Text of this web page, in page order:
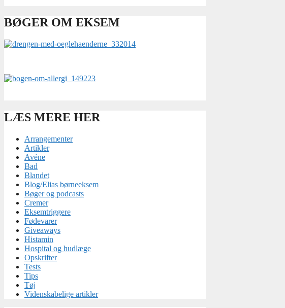
BØGER OM EKSEM
LÆS MERE HER
Arrangementer
Artikler
Avéne
Bad
Blandet
Blog/Elias børneeksem
Bøger og podcasts
Cremer
Eksemtriggere
Fødevarer
Giveaways
Histamin
Hospital og hudlæge
Opskrifter
Tests
Tips
Tøj
Videnskabelige artikler